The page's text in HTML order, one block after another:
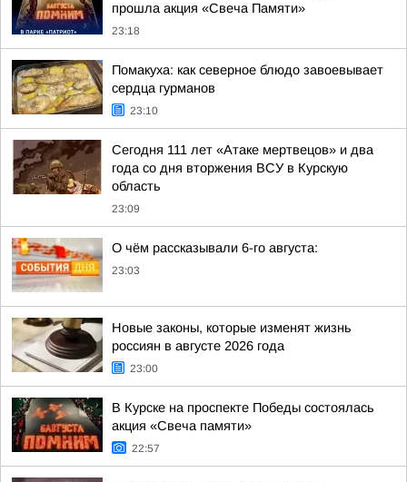
прошла акция «Свеча Памяти»
23:18
Помакуха: как северное блюдо завоевывает
сердца гурманов
23:10
Сегодня 111 лет «Атаке мертвецов» и два
года со дня вторжения ВСУ в Курскую
область
23:09
О чём рассказывали 6-го августа:
23:03
Новые законы, которые изменят жизнь
россиян в августе 2026 года
23:00
В Курске на проспекте Победы состоялась
акция «Свеча памяти»
22:57